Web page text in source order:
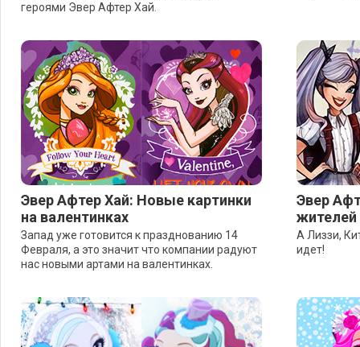
героями Эвер Афтер Хай.
Эвер Афтер Хай: Новые картинки
на валентинках
Запад уже готовится к празднованию 14
Февраля, а это значит что компании радуют
нас новыми артами на валентинках.
Эвер
А Лиззи,
идет!